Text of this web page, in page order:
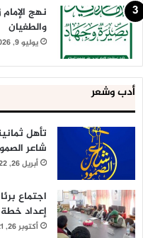
نهج
والطغيان
يوليو 9, 2026
أدب وشعر
تأهل
شاعر
أبريل 26, 2022
اجتماع
إعداد خطة 2022م
أكتوبر 26, 2021